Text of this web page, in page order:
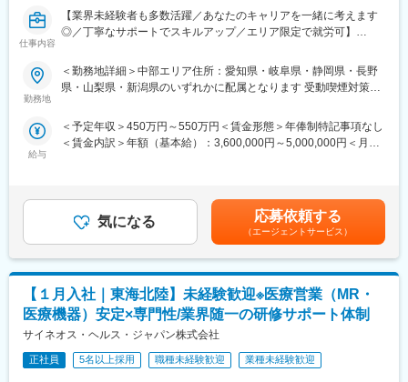
すでに取引のある病院の医師や薬剤師に向け、医薬品の効果や副
作用・適切な使用方法などの情報を提供し、薬剤のプロモーショ
ン活動を行っていただきます。メインの業務は情報提供となるた
活動に専念できる環境です。
個人の予算はありますが、チーム内で助け合う社風が整ってお
す。
給取得もしやすく、年間140日ほど休んでいる方も多くいます。
業部やグループ会社への異動実績も豊富にございます。（※病院の
経営コンサル、医薬品メーカーのマーケティング支援、人事担当
者などの管理部門）
営業経験を活かして様々なキャリアプ
変更の範囲：会社の定める業務
仕事内容
【業界未経験者も多数活躍／あなたのキャリアを一緒に考えます
◎／丁寧なサポートでスキルアップ／エリア限定で就労可】
■業務内容
医療機器の営業担当者として、基幹病院などの医師や看護師など
医療従事者の方々と面談を行い、製品に関わる手技や情報提供な
・身につくスキル
専門家へ提案・交渉する力を磨けます。単に説明する力だけでな
■キャリアパス：
志向性や身につけたいスキルに応じて様々なキャリアパスがあり
ます。
・1つの領域（心臓外科や整形外科など）を極める
・複数のプロジェクトに参画して経験を広げる
・本社スタッフ（プロジェクトマネージャー、採用、研修担当）
など、様々な可能性を探ることができるのが大きな魅力です。
勤務地
＜勤務地詳細＞中部エリア住所：愛知県・岐阜県・静岡県・長野
県・山梨県・新潟県のいずれかに配属となります 受動喫煙対策：
給与
＜予定年収＞450万円～550万円＜賃金形態＞年俸制特記事項なし
＜賃金内訳＞年額（基本給）：3,600,000円～5,000,000円＜月額
する可能性があります。月給(月額)は固定手当を含めた表記です。
気になる 応募依頼する
（エージェントサービス）
【１月入社｜東海北陸】未経験歓迎※医療営業（MR・
医療機器）安定×専門性/業界随一の研修サポート体制
サイネオス・ヘルス・ジャパン株式会社
正社員 5名以上採用 職種未経験歓迎 業種未経験歓迎